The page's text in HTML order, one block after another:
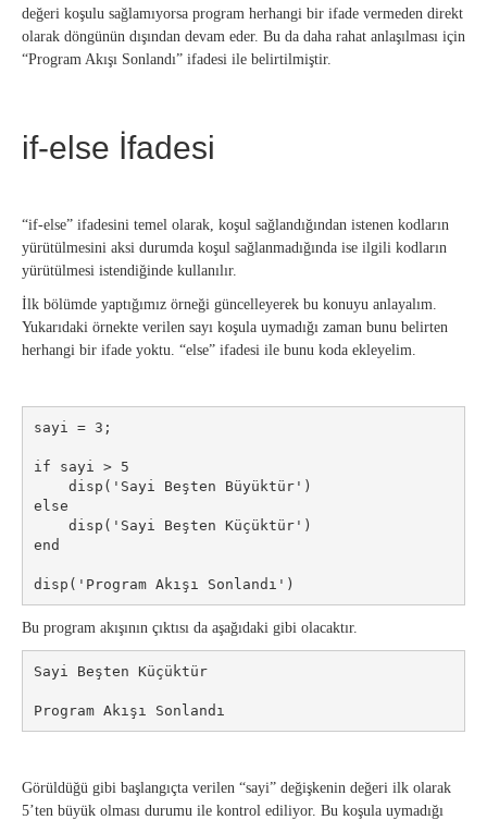
değeri koşulu sağlamıyorsa program herhangi bir ifade vermeden direkt
olarak döngünün dışından devam eder. Bu da daha rahat anlaşılması için
“Program Akışı Sonlandı” ifadesi ile belirtilmiştir.
if-else İfadesi
“if-else” ifadesini temel olarak, koşul sağlandığından istenen kodların
yürütülmesini aksi durumda koşul sağlanmadığında ise ilgili kodların
yürütülmesi istendiğinde kullanılır.
İlk bölümde yaptığımız örneği güncelleyerek bu konuyu anlayalım.
Yukarıdaki örnekte verilen sayı koşula uymadığı zaman bunu belirten
herhangi bir ifade yoktu. “else” ifadesi ile bunu koda ekleyelim.
sayi = 3;
if sayi > 5
disp('Sayi Beşten Büyüktür')
else
disp('Sayi Beşten Küçüktür')
end
disp('Program Akışı Sonlandı')
Bu program akışının çıktısı da aşağıdaki gibi olacaktır.
Sayi Beşten Küçüktür
Program Akışı Sonlandı
Görüldüğü gibi başlangıçta verilen “sayi” değişkenin değeri ilk olarak
5’ten büyük olması durumu ile kontrol ediliyor. Bu koşula uymadığı